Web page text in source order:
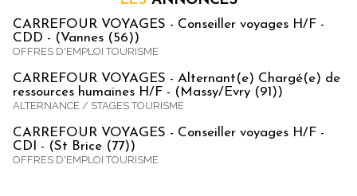
CARREFOUR VOYAGES - Conseiller voyages H/F -
CDD - (Vannes (56))
OFFRES D'EMPLOI TOURISME
CARREFOUR VOYAGES - Alternant(e) Chargé(e) de
ressources humaines H/F - (Massy/Evry (91))
ALTERNANCE / STAGES TOURISME
CARREFOUR VOYAGES - Conseiller voyages H/F -
CDI - (St Brice (77))
OFFRES D'EMPLOI TOURISME